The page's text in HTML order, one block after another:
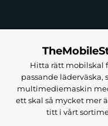
Hitta rätt mobilskal
passande
multimediemaskin
ett skal så mycket mer
titt i vårt